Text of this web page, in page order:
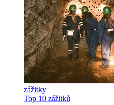
zážitky
Top 10 zážitků